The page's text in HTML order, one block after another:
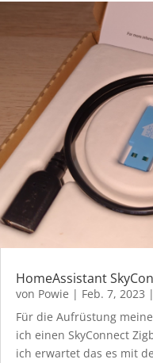
HomeAssistant
von Powie | Feb. 7, 2023 |
Für die Aufrüstung
ich einen SkyConnect
ich erwartet das es mit